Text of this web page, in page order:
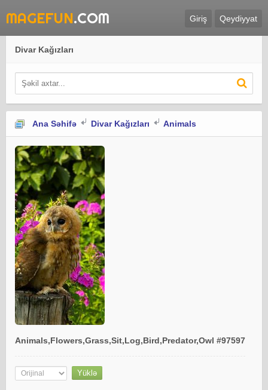
MAGEFUN.COM Giriş Qeydiyyat
Divar Kağızları
Ana Səhifə Divar Kağızları Animals
Animals,Flowers,Grass,Sit,Log,Bird,Predator,Owl #97597